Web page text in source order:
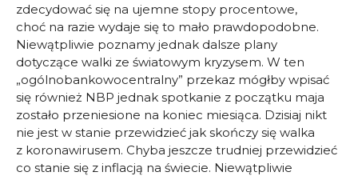
zdecydować się na ujemne stopy procentowe,
choć na razie wydaje się to mało prawdopodobne.
Niewątpliwie poznamy jednak dalsze plany
dotyczące walki ze światowym kryzysem. W ten
„ogólnobankowocentralny” przekaz mógłby wpisać
się również NBP jednak spotkanie z początku maja
zostało przeniesione na koniec miesiąca. Dzisiaj nikt
nie jest w stanie przewidzieć jak skończy się walka
z koronawirusem. Chyba jeszcze trudniej przewidzieć
co stanie się z inflacją na świecie. Niewątpliwie